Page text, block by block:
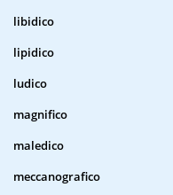
libidico
lipidico
ludico
magnifico
maledico
meccanografico